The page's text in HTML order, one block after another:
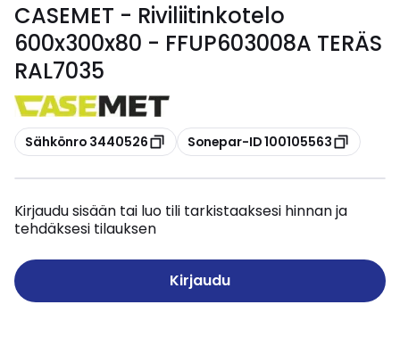
CASEMET - Riviliitinkotelo
600x300x80 - FFUP603008A TERÄS
RAL7035
Kopioi
Sähkönro 3440526 Kopioi
Sonepar-ID 100105563
Kirjaudu sisään tai luo tili tarkistaaksesi hinnan ja
tehdäksesi tilauksen
Kirjaudu